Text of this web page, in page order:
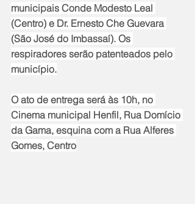
municipais Conde Modesto Leal
(Centro) e Dr. Ernesto Che Guevara
(São José do Imbassaí). Os
respiradores serão patenteados pelo
município.
O ato de entrega será às 10h, no
Cinema municipal Henfil, Rua Domício
da Gama, esquina com a Rua Alferes
Gomes, Centro